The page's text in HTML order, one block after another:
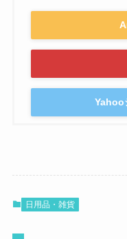
Yahoo
日用品・雑貨